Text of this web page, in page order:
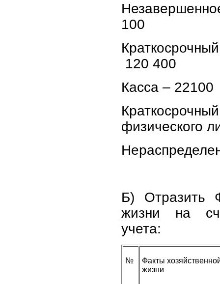
100
120 400
Касса – 22100
физического
Б) Отразить
жизни на
учета:
№
Факты
жизни